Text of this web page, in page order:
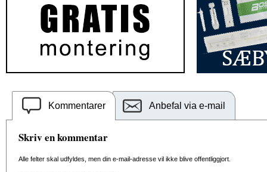
Kommentarer Anbefal via e-mail
Skriv en kommentar
Alle felter skal udfyldes, men din e-mail-adresse vil ikke blive offentliggjort.